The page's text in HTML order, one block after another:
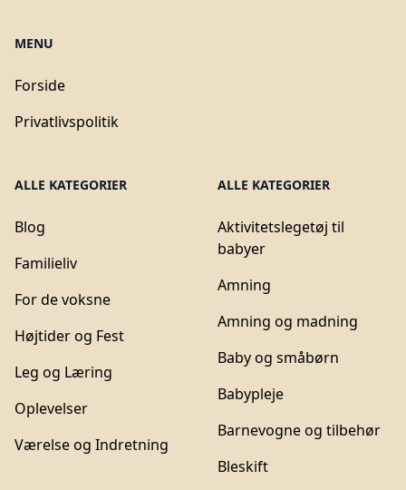
MENU
Forside
Privatlivspolitik
ALLE KATEGORIER
Blog
Familieliv
For de voksne
Højtider og Fest
Leg og Læring
Oplevelser
Værelse og Indretning
ALLE KATEGORIER
Aktivitetslegetøj til
babyer
Amning
Amning og madning
Baby og småbørn
Babypleje
Barnevogne og tilbehør
Bleskift